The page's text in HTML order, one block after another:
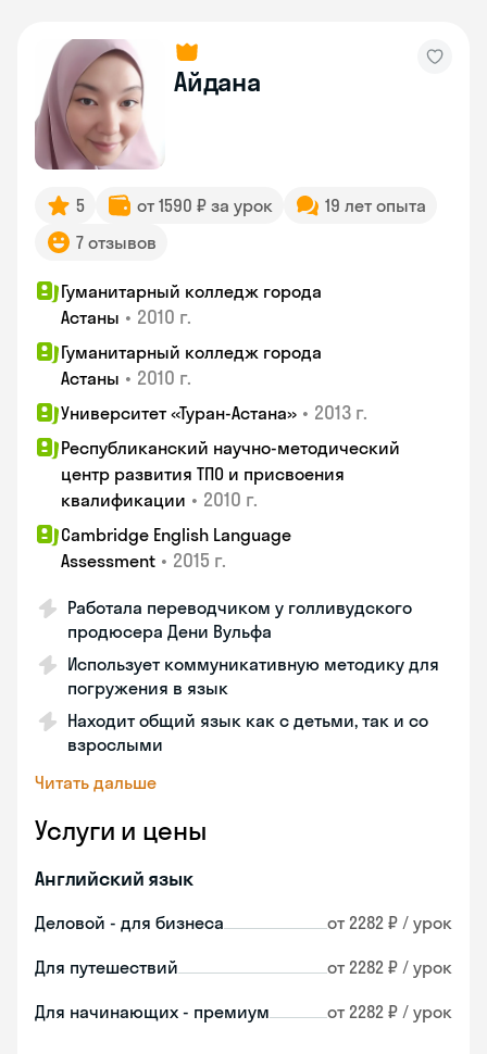
Айдана
5 от 1590 ₽ за урок
19 лет опыта
7 отзывов
Гуманитарный колледж города
Астаны • 2010 г.
Гуманитарный колледж города
Астаны • 2010 г.
Университет «Туран-Астана» • 2013 г.
Республиканский научно-методический
центр развития ТПО и присвоения
квалификации • 2010 г.
Cambridge English Language
Assessment • 2015 г.
Работала переводчиком у голливудского
продюсера Дени Вульфа
Использует коммуникативную методику для
погружения в язык
Находит общий язык как с детьми, так и со
взрослыми
Читать дальше
Услуги и цены
Английский язык
Деловой - для бизнеса от 2282 ₽ / урок
Для путешествий от 2282 ₽ / урок
Для начинающих - премиум от 2282 ₽ / урок